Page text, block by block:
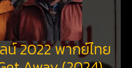
น์ 2022 พากย์ไทย